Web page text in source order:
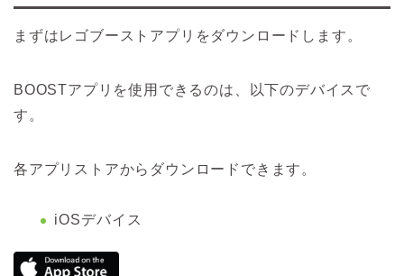
まずはレゴブーストアプリをダウンロードします。
BOOSTアプリを使用できるのは、以下のデバイスで
す。
各アプリストアからダウンロードできます。
iOSデバイス